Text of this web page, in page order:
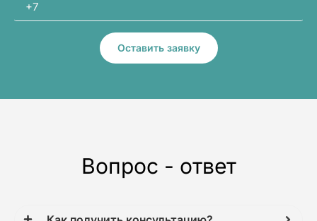
Оставить заявку
Вопрос - ответ